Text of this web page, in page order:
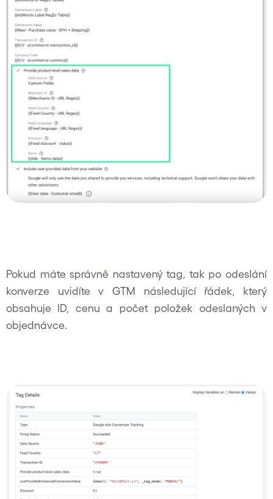
Pokud máte správně nastavený tag, tak po odeslání
konverze uvidíte v GTM následující řádek, který
obsahuje ID, cenu a počet položek odeslaných v
objednávce.